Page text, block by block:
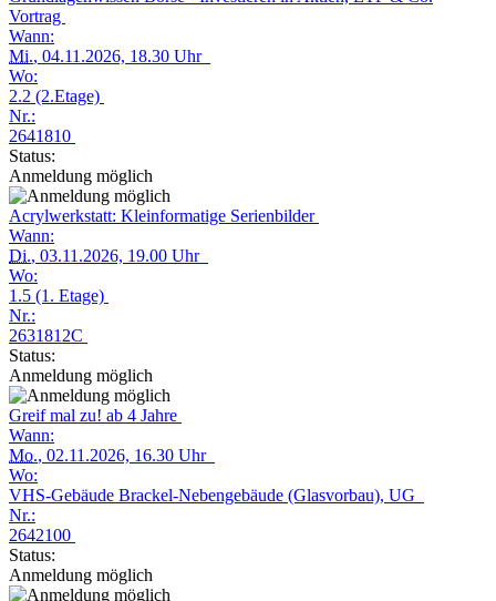
Vortrag
Wann:
Mi., 04.11.2026, 18.30 Uhr
Wo:
2.2 (2.Etage)
Nr.:
2641810
Status:
Anmeldung möglich
Acrylwerkstatt: Kleinformatige Serienbilder
Wann:
Di., 03.11.2026, 19.00 Uhr
Wo:
1.5 (1. Etage)
Nr.:
2631812C
Status:
Anmeldung möglich
Greif mal zu! ab 4 Jahre
Wann:
Mo., 02.11.2026, 16.30 Uhr
Wo:
VHS-Gebäude Brackel-Nebengebäude (Glasvorbau), UG
Nr.:
2642100
Status:
Anmeldung möglich